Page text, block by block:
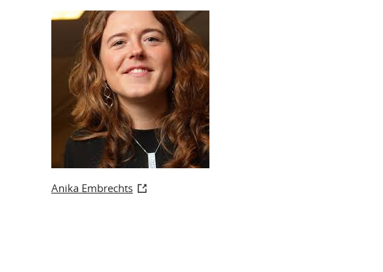
Anika Embrechts